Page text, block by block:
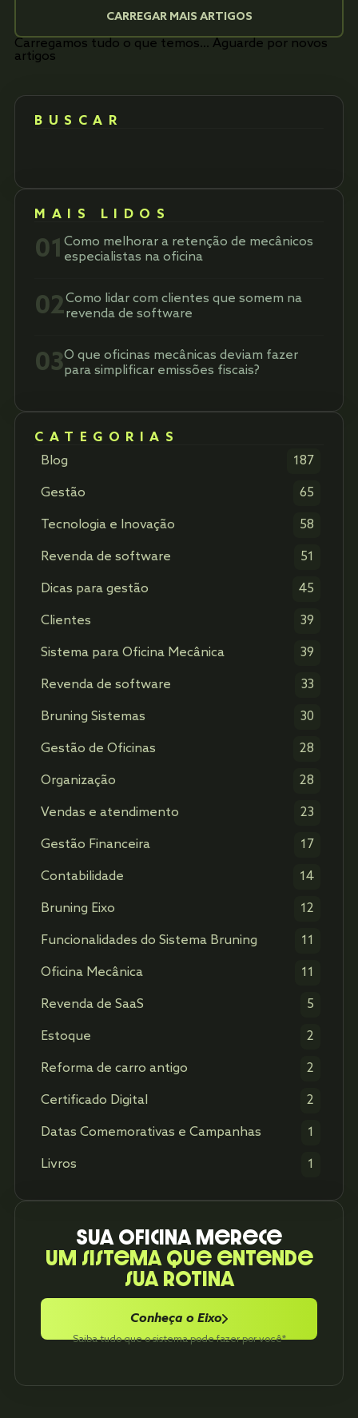
CARREGAR MAIS ARTIGOS
Carregamos tudo o que temos... Aguarde por novos
artigos
BUSCAR
MAIS LIDOS
01 Como melhorar a retenção de mecânicos
especialistas na oficina
02Como lidar com clientes que somem na
revenda de software
03O que oficinas mecânicas deviam fazer
para simplificar emissões fiscais?
CATEGORIAS
Blog 187
Gestão 65
Tecnologia e Inovação 58
Revenda de software 51
Dicas para gestão 45
Clientes 39
Sistema para Oficina Mecânica 39
Revenda de software 33
Bruning Sistemas 30
Gestão de Oficinas 28
Organização 28
Vendas e atendimento 23
Gestão Financeira 17
Contabilidade 14
Bruning Eixo 12
Funcionalidades do Sistema Bruning 11
Oficina Mecânica 11
Revenda de SaaS 5
Estoque 2
Reforma de carro antigo 2
Certificado Digital 2
Datas Comemorativas e Campanhas 1
Livros 1
Sua oficina merece
um sistema que entende
sua rotina
Conheça o Eixo
Saiba tudo que o sistema pode fazer por você*